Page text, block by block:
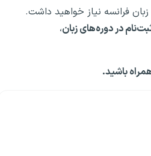
زبان فرانسه نیاز خواهید داشت.
در دوره‌های زبان،
باشید.